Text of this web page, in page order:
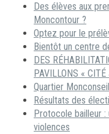
Des élèves aux
Moncontour ?
Optez pour le
Bientôt un centre
DES
PAVILLONS «
Quartier
Résultats des
Protocole bailleur
violences